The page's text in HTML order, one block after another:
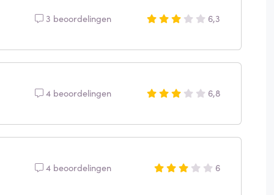
3 beoordelingen 6,3
4 beoordelingen 6,8
4 beoordelingen 6